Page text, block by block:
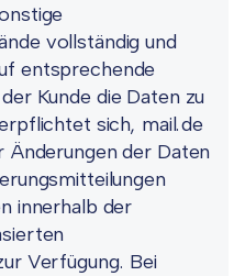
vollständig und
entsprechende
Kunde die Daten zu
sich, mail.de
Änderungen der Daten
innerhalb der
Verfügung. Bei